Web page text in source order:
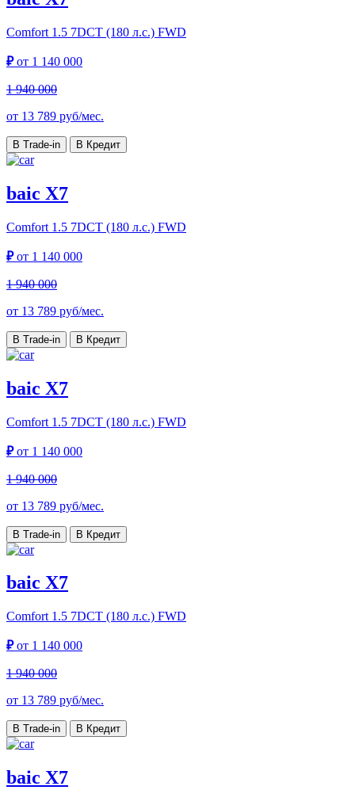
Comfort 1.5 7DCT (180 л.с.) FWD
₽от 1 140 000
1 940 000
от 13 789 руб/мес.
В Trade-in В Кредит
baic X7
Comfort 1.5 7DCT (180 л.с.) FWD
₽от 1 140 000
1 940 000
от 13 789 руб/мес.
В Trade-in В Кредит
baic X7
Comfort 1.5 7DCT (180 л.с.) FWD
₽от 1 140 000
1 940 000
от 13 789 руб/мес.
В Trade-in В Кредит
baic X7
Comfort 1.5 7DCT (180 л.с.) FWD
₽от 1 140 000
1 940 000
от 13 789 руб/мес.
В Trade-in В Кредит
baic X7